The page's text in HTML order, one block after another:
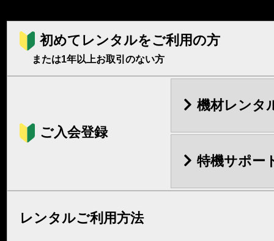
初めてレンタルをご利用の方
または1年以上お取引のない方
ご入会登録
機材レンタ
特機サポー
レンタルご利用方法